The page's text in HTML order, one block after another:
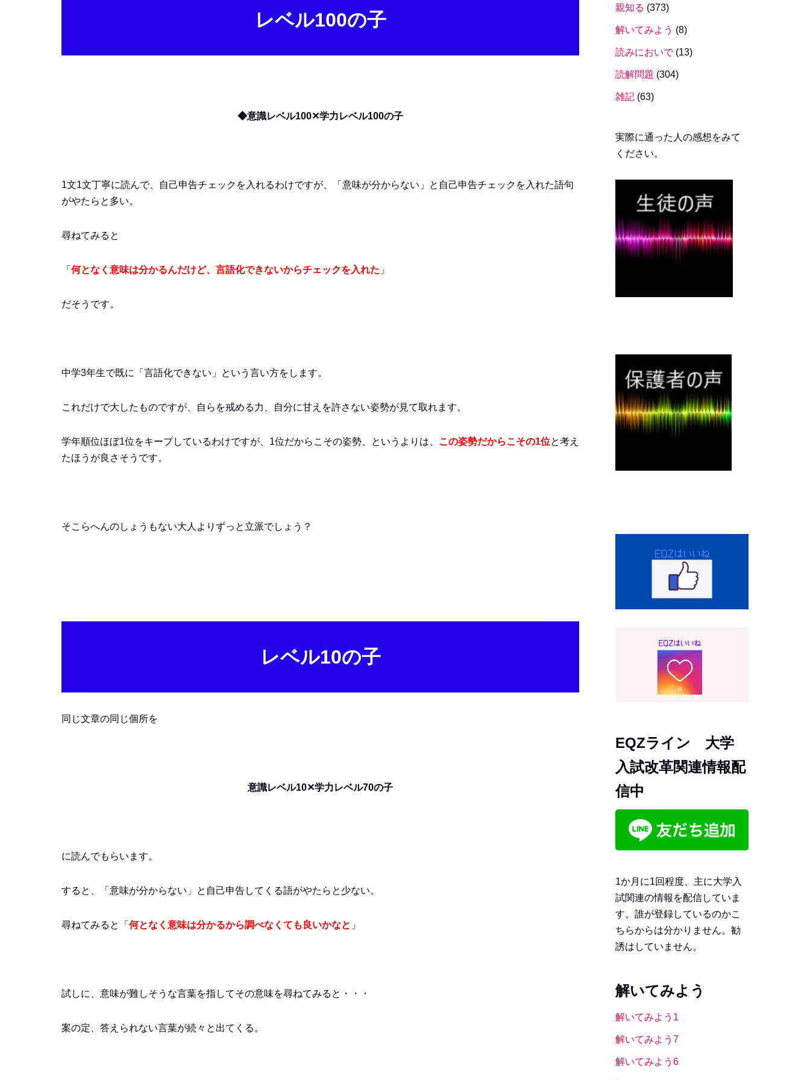
レベル100の子
◆意識レベル100✕学力レベル100の子
1文1文丁寧に読んで、自己申告チェックを入れるわけですが、「意味が分からない」と自己申告チェックを入れた語句
がやたらと多い。
尋ねてみると
「 何となく意味は分かるんだけど、言語化できないからチェックを入れた 」
だそうです。
中学3年生で既に「言語化できない」という言い方をします。
これだけで大したものですが、自らを戒める力、自分に甘えを許さない姿勢が見て取れます。
学年順位ほぼ1位をキープしているわけですが、1位だからこその姿勢、というよりは、 この姿勢だからこその1位と考え
たほうが良さそうです。
そこらへんのしょうもない大人よりずっと立派でしょう？
レベル10の子
同じ文章の同じ個所を
意識レベル10✕学力レベル70の子
に読んでもらいます。
すると、「意味が分からない」と自己申告してくる語がやたらと少ない。
尋ねてみると「 何となく意味は分かるから調べなくても良いかなと 」
試しに、意味が難しそうな言葉を指してその意味を尋ねてみると・・・
案の定、答えられない言葉が続々と出てくる。
親知る (373)
解いてみよう (8)
読みにおいで(13)
読解問題 (304)
雑記 (63)
実際に通った人の感想をみて
ください。
EQZライン 大学
入試改革関連情報配
信中
1か月に1回程度、主に大学入
試関連の情報を配信していま
す。誰が登録しているのかこ
ちらからは分かりません。勧
誘はしていません。
解いてみよう
解いてみよう1
解いてみよう7
解いてみよう6